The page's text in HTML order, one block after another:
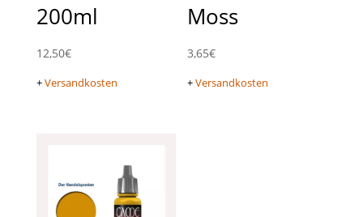
200ml
12,50€
+Versandkosten
Moss
3,65€
+Versandkosten